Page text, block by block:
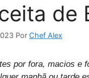
de
Por Chef Alex
por fora, macios e